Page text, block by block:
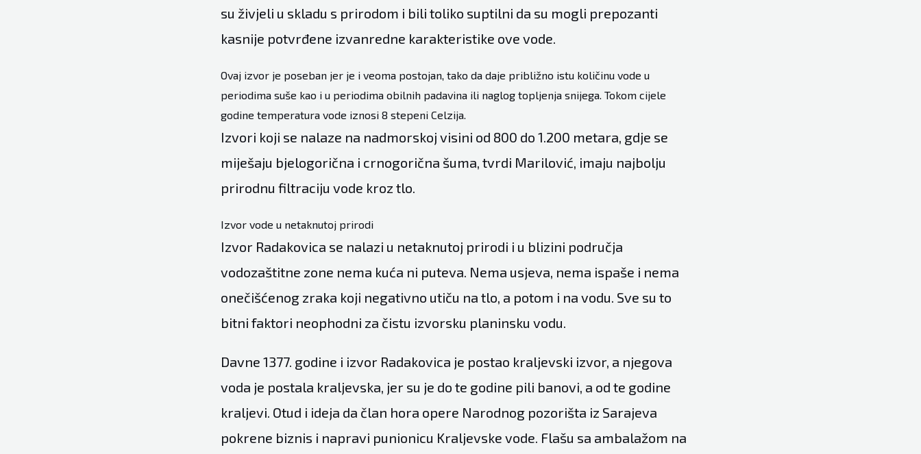
su živjeli u skladu s prirodom i bili toliko suptilni da su mogli prepozanti
kasnije potvrđene izvanredne karakteristike ove vode.
Ovaj izvor je poseban jer je i veoma postojan, tako da daje približno istu količinu vode u
periodima suše kao i u periodima obilnih padavina ili naglog topljenja snijega. Tokom cijele
godine temperatura vode iznosi 8 stepeni Celzija.
Izvori koji se nalaze na nadmorskoj visini od 800 do 1.200 metara, gdje se
miješaju bjelogorična i crnogorična šuma, tvrdi Marilović, imaju najbolju
prirodnu filtraciju vode kroz tlo.
Izvor vode u netaknutoj prirodi
Izvor Radakovica se nalazi u netaknutoj prirodi i u blizini područja
vodozaštitne zone nema kuća ni puteva. Nema usjeva, nema ispaše i nema
onečišćenog zraka koji negativno utiču na tlo, a potom i na vodu. Sve su to
bitni faktori neophodni za čistu izvorsku planinsku vodu.
Davne 1377. godine i izvor Radakovica je postao kraljevski izvor, a njegova
voda je postala kraljevska, jer su je do te godine pili banovi, a od te godine
kraljevi. Otud i ideja da član hora opere Narodnog pozorišta iz Sarajeva
pokrene biznis i napravi punionicu Kraljevske vode. Flašu sa ambalažom na